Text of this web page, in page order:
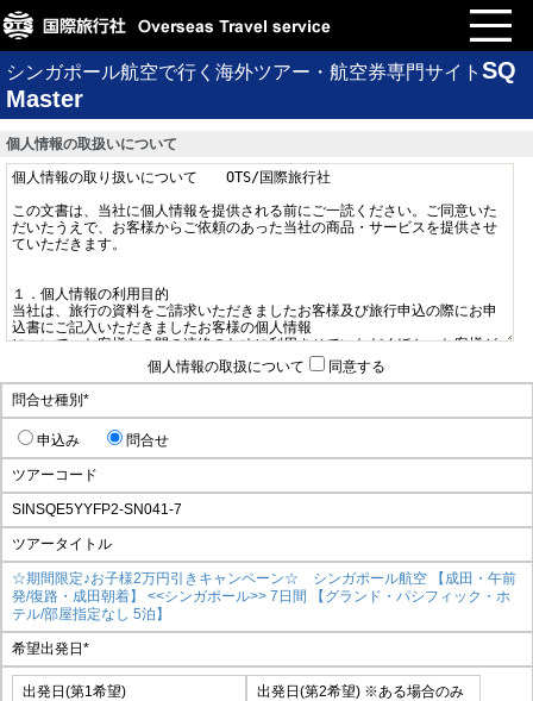
シンガポール航空で行く海外ツアー・航空券専門サイト SQ
Master
個人情報の取扱いについて
個人情報の取扱について
同意する
問合せ種別 *
申込み 問合せ
ツアーコード
SINSQE5YYFP2-SN041-7
ツアータイトル
☆期間限定♪お子様2万円引きキャンペーン☆ シンガポール航空 【成田・午前
発/復路・成田朝着】 <<シンガポール>> 7日間 【グランド・パシフィック・ホ
テル/部屋指定なし 5泊】
希望出発日 *
出発日(第1希望) 出発日(第2希望) ※ある場合のみ